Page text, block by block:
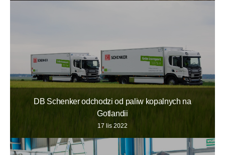
DB Schenker odchodzi od paliw kopalnych na
Gotlandii
17 lis 2022